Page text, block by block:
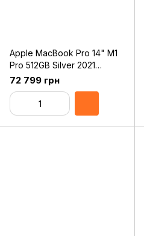
Apple MacBook Pro 14" M1
Pro 512GB Silver 2021
(MKGR3)
72 799 грн